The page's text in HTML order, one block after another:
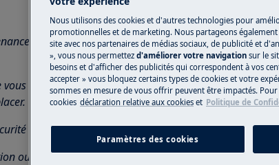
éteignez l'appareil et débranchez la fiche secteur
déplacez des appareils, pour les appareils lourds, il
et des chaussures fermées.
ou la réparation non professionnelle peut avoir des
Nous utilisons des cookies et d'autres technologies pour
promotionnelles et de marketing. Nous partageons
site avec nos partenaires de médias sociaux, de publicité et
», vous nous permettez d'améliorer votre navigation sur le
besoins et d'afficher des publicités qui correspondent à vos
accepter » vous bloquez certains types de cookies et votre
sommes en mesure de vous offrir peuvent être impactés.
cookies déclaration relative aux cookies et Politique de
Paramètres des cookies